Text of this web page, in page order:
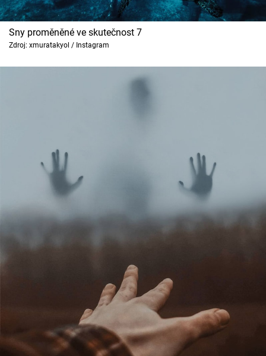
Sny proměněné ve skutečnost 7
Zdroj: xmuratakyol / Instagram